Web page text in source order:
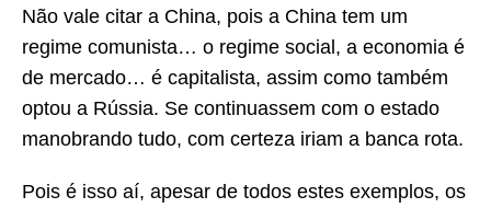
Não vale citar a China, pois a China tem um
regime comunista… o regime social, a economia é
de mercado… é capitalista, assim como também
optou a Rússia. Se continuassem com o estado
manobrando tudo, com certeza iriam a banca rota.
Pois é isso aí, apesar de todos estes exemplos, os